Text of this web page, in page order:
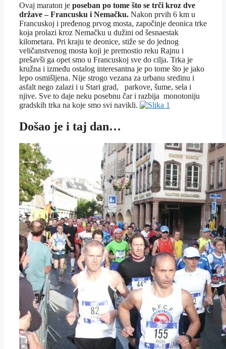
Ovaj maraton je poseban po tome što se trči kroz dve
države – Francusku i Nemačku. Nakon prvih 6 km u
Francuskoj i pređenog prvog mosta, započinje deonica trke
koja prolazi kroz Nemačku u dužini od šesnaestak
kilometara. Pri kraju te deonice, stiže se do jednog
veličanstvenog mosta koji je premostio reku Rajnu i
prešavši ga opet smo u Francuskoj sve do cilja. Trka je
kružna i između ostalog interesantna je po tome što je jako
lepo osmišljena. Nije strogo vezana za urbanu sredinu i
asfalt nego zalazi i u Stari grad, parkove, šume, sela i
njive. Sve to daje neku posebnu čar i razbija monotoniju
gradskih trka na koje smo svi navikli.
Došao je i taj dan…